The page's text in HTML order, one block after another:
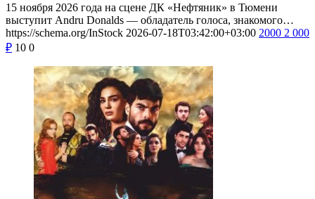
15 ноября 2026 года на сцене ДК «Нефтяник» в Тюмени
выступит Andru Donalds — обладатель голоса, знакомого…
https://schema.org/InStock 2026-07-18T03:42:00+03:00 2000 2 000
₽ 10 0